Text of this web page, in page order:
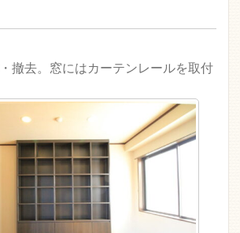
撤去。窓にはカーテンレールを取付